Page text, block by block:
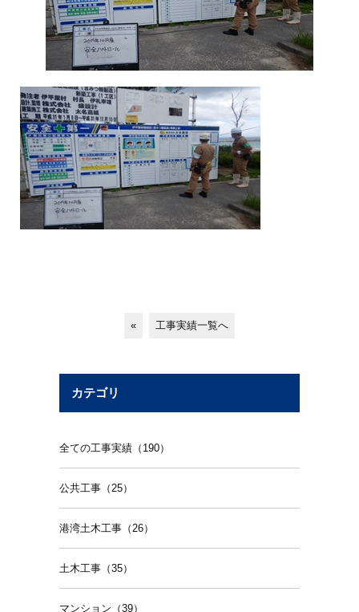
« 工事実績一覧へ
カテゴリ
全ての工事実績（190）
公共工事（25）
港湾土木工事（26）
土木工事（35）
マンション（39）